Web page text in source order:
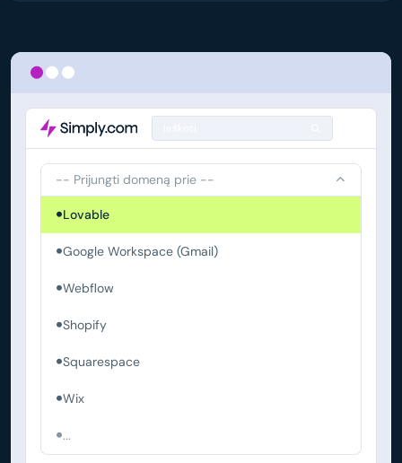
-- Prijungti domeną prie --
Lovable
Google Workspace (Gmail)
Webflow
Shopify
Squarespace
Wix
...